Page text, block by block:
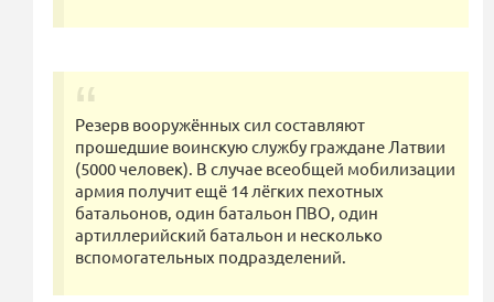
Резерв вооружённых сил составляют
прошедшие воинскую службу граждане Латвии
(5000 человек). В случае всеобщей мобилизации
армия получит ещё 14 лёгких пехотных
батальонов, один батальон ПВО, один
артиллерийский батальон и несколько
вспомогательных подразделений.